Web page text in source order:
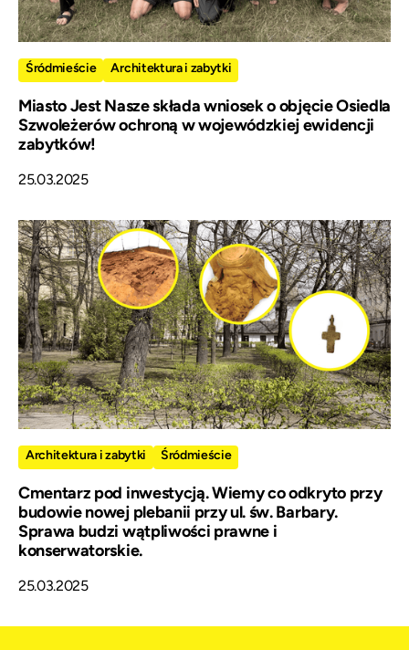
Śródmieście Architektura i zabytki
Miasto Jest Nasze składa wniosek o objęcie Osiedla
Szwoleżerów ochroną w wojewódzkiej ewidencji
zabytków!
25.03.2025
Architektura i zabytki Śródmieście
Cmentarz pod inwestycją. Wiemy co odkryto przy
budowie nowej plebanii przy ul. św. Barbary.
Sprawa budzi wątpliwości prawne i
konserwatorskie.
25.03.2025